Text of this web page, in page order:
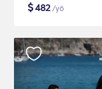
$482/yö